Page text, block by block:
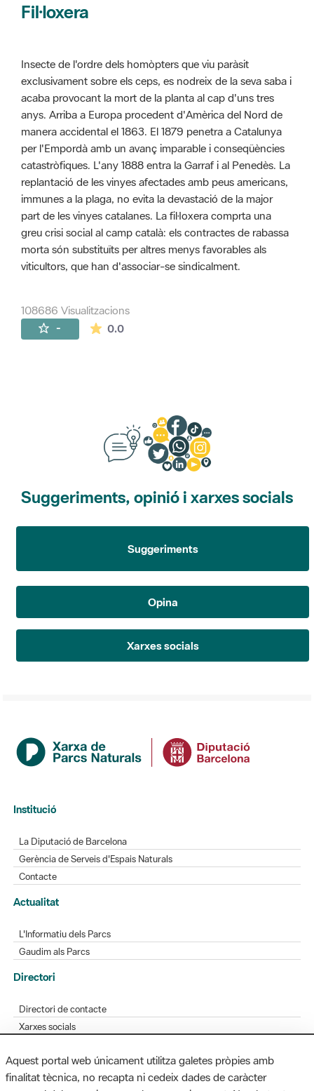
Fil·loxera
Insecte de l'ordre dels homòpters que viu paràsit
exclusivament sobre els ceps, es nodreix de la seva saba i
acaba provocant la mort de la planta al cap d'uns tres
anys. Arriba a Europa procedent d'Amèrica del Nord de
manera accidental el 1863. El 1879 penetra a Catalunya
per l'Empordà amb un avanç imparable i conseqüències
catastròfiques. L'any 1888 entra la Garraf i al Penedès. La
replantació de les vinyes afectades amb peus americans,
immunes a la plaga, no evita la devastació de la major
part de les vinyes catalanes. La fil·loxera comprta una
greu crisi social al camp català: els contractes de rabassa
morta són substituïts per altres menys favorables als
viticultors, que han d'associar-se sindicalment.
108686 Visualitzacions
- 0.0La mitjana de les valoracions és de 0
Suggeriments, opinió i xarxes socials
Suggeriments
Opina
Xarxes socials
Institució
La Diputació de Barcelona
Gerència de Serveis d'Espais Naturals
Contacte
Actualitat
L'Informatiu dels Parcs
Gaudim als Parcs
Directori
Directori de contacte
Xarxes socials
Bústia de suggeriments
Opineu sobre els parcs
Aquest portal web únicament utilitza galetes pròpies amb
finalitat tècnica, no recapta ni cedeix dades de caràcter